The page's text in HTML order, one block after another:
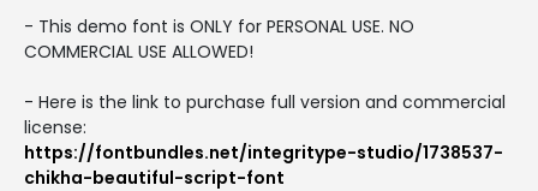
- This demo font is ONLY for PERSONAL USE. NO
COMMERCIAL USE ALLOWED!
- Here is the link to purchase full version and commercial
license:
https://fontbundles.net/integritype-studio/1738537-
chikha-beautiful-script-font